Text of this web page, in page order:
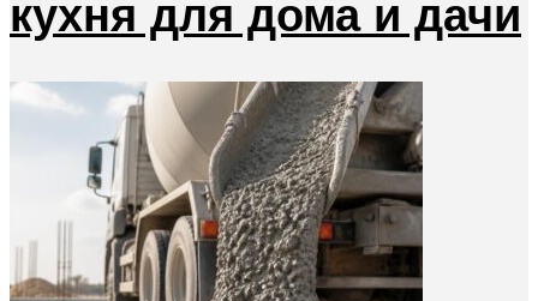
кухня для дома и дачи